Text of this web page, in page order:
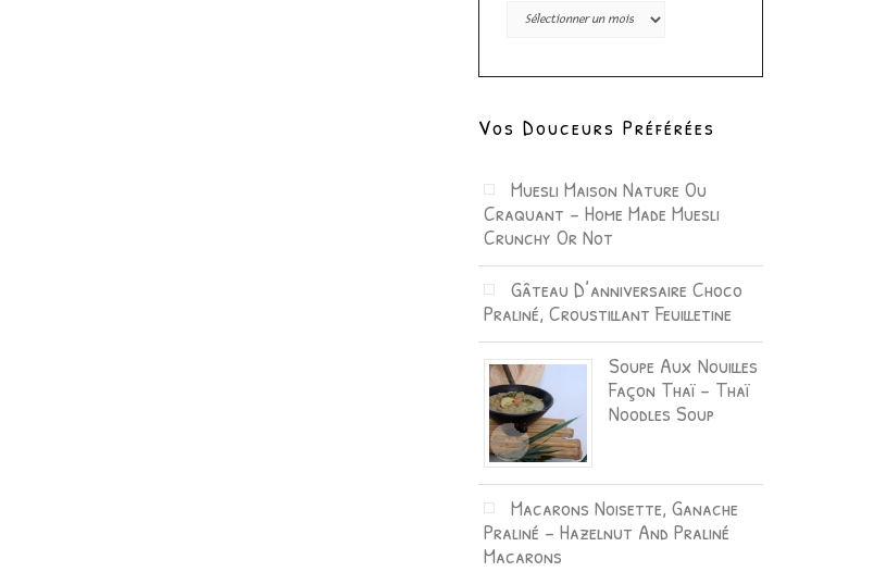
Archives
Vos Douceurs Préférées
Muesli Maison Nature Ou
Craquant – Home Made Muesli
Crunchy Or Not
Gâteau D’anniversaire Choco
Praliné, Croustillant Feuilletine
Soupe Aux Nouilles
Façon Thaï – Thaï
Noodles Soup
Macarons Noisette, Ganache
Praliné – Hazelnut And Praliné
Macarons